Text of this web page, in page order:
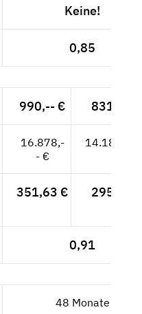
Keine!
0,85
990,-- € 831,93 €
16.878,-
- €
14.183,19
351,63 € 295,48 €
0,91
48 Monate